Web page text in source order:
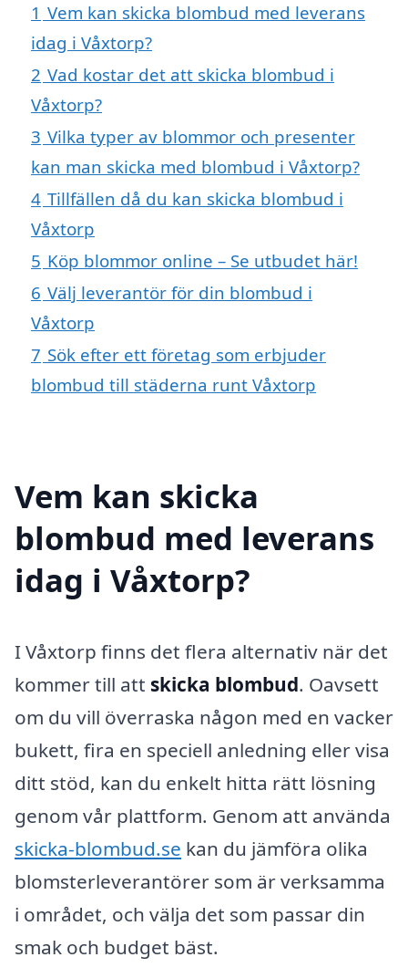
1 Vem kan skicka blombud med leverans
idag i Våxtorp?
2 Vad kostar det att skicka blombud i
Våxtorp?
3 Vilka typer av blommor och presenter
kan man skicka med blombud i Våxtorp?
4 Tillfällen då du kan skicka blombud i
Våxtorp
5 Köp blommor online – Se utbudet här!
6 Välj leverantör för din blombud i
Våxtorp
7 Sök efter ett företag som erbjuder
blombud till städerna runt Våxtorp
Vem kan skicka
blombud med leverans
idag i Våxtorp?
I Våxtorp finns det flera alternativ när det
kommer till att skicka blombud. Oavsett
om du vill överraska någon med en vacker
bukett, fira en speciell anledning eller visa
ditt stöd, kan du enkelt hitta rätt lösning
genom vår plattform. Genom att använda
skicka-blombud.se kan du jämföra olika
blomsterleverantörer som är verksamma
i området, och välja det som passar din
smak och budget bäst.